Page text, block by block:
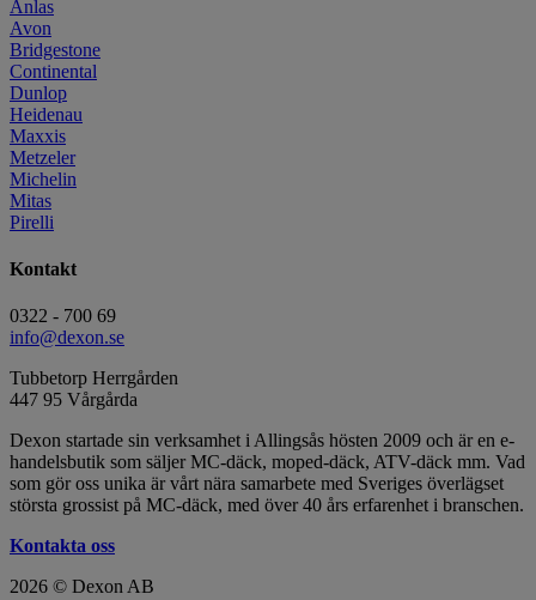
Anlas
Avon
Bridgestone
Continental
Dunlop
Heidenau
Maxxis
Metzeler
Michelin
Mitas
Pirelli
Kontakt
0322 - 700 69
info@dexon.se
Tubbetorp Herrgården
447 95 Vårgårda
Dexon startade sin verksamhet i Allingsås hösten 2009 och är en e-
handelsbutik som säljer MC-däck, moped-däck, ATV-däck mm. Vad
som gör oss unika är vårt nära samarbete med Sveriges överlägset
största grossist på MC-däck, med över 40 års erfarenhet i branschen.
Kontakta oss
2026 © Dexon AB